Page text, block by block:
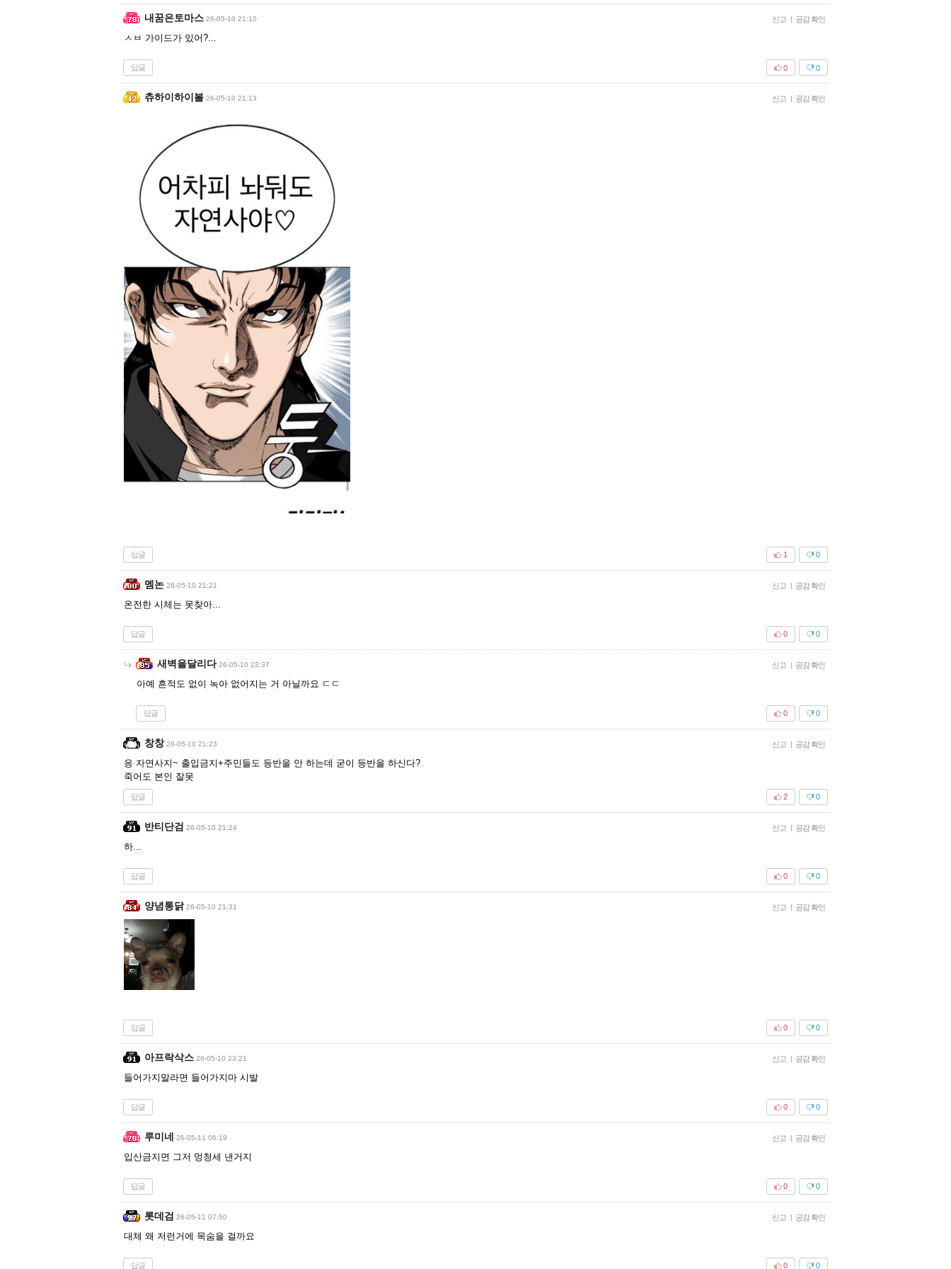
내꿈은토마스 26-05-10 21:10 신고 | 공감 확인
ㅅㅂ 가이드가 있어?...
답글 0
0
츄하이하이볼 26-05-10 21:13 신고 | 공감 확인
답글 0
1
멤논 26-05-10 21:21 신고 | 공감 확인
온전한 시체는 못찾아...
답글 0
0
새벽을달리다 26-05-10 23:37 신고 | 공감 확인
아예 흔적도 없이 녹아 없어지는 거 아닐까요 ㄷㄷ
답글 0
0
창창 26-05-10 21:23 신고 | 공감 확인
응 자연사지~ 출입금지+주민들도 등반을 안 하는데 굳이 등반을 하신다?
죽어도 본인 잘못
답글 0
2
반티단검 26-05-10 21:24 신고 | 공감 확인
하...
답글 0
0
양념통닭 26-05-10 21:31 신고 | 공감 확인
답글 0
0
아프락삭스 26-05-10 23:21 신고 | 공감 확인
들어가지말라면 들어가지마 시발
답글 0
0
루미네 26-05-11 06:19 신고 | 공감 확인
입산금지면 그저 멍청세 낸거지
답글 0
0
롯데검 26-05-11 07:50 신고 | 공감 확인
대체 왜 저런거에 목숨을 걸까요
답글 0
0